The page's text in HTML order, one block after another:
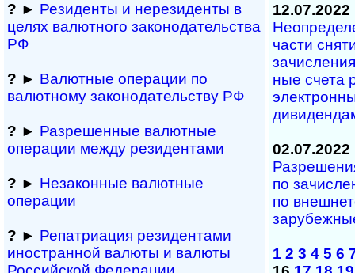
? ► Резиденты и не­ре­зи­ден­ты в
целях валютного за­ко­но­да­тель­ст­ва
РФ
? ► Валютные операции по
валютному за­ко­но­да­тель­ст­ву РФ
? ► Разрешенные валютные
операции между резидентами
? ► Незаконные валютные
операции
? ► Репатриация ре­зи­ден­та­ми
иностранной ва­лю­ты и валюты
12.07.2022
час­ти
ные сче­та
02.07.2022
по
по
1 2 3 4 5 6